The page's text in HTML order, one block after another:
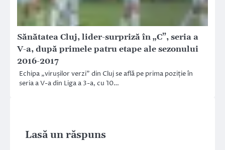
Sănătatea Cluj, lider-surpriză în „C”, seria a
V-a, după primele patru etape ale sezonului
2016-2017
Echipa „virușilor verzi” din Cluj se află pe prima poziție în
seria a V-a din Liga a 3-a, cu 10…
Lasă un răspuns